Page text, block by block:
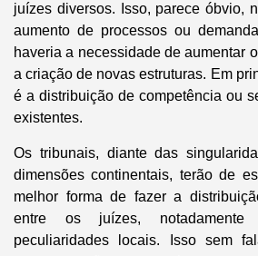
juízes diversos. Isso, parece óbvio,
aumento de processos ou
haveria a necessidade de aumentar
a criação de novas estruturas. Em
é a distribuição de competência ou
existentes.
Os tribunais, diante das
dimensões continentais, terão de
melhor forma de fazer a
entre os juízes,
peculiaridades locais. Isso sem